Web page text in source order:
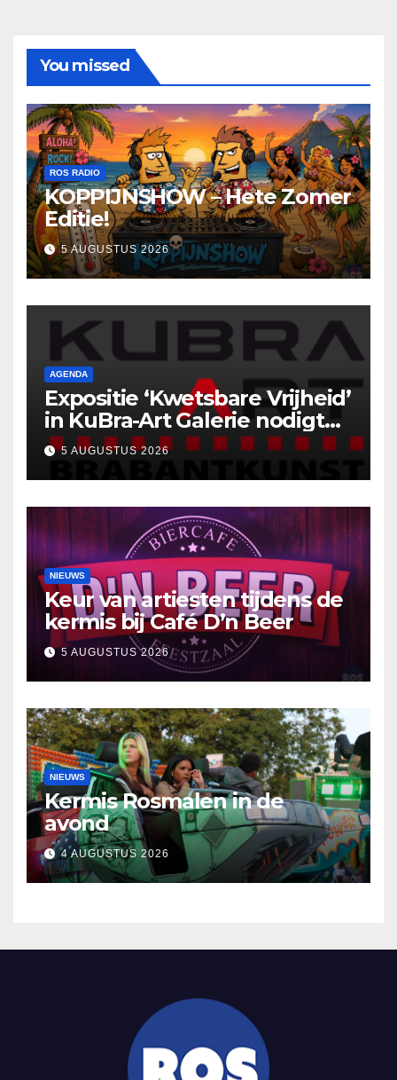
You missed
ROS RADIO
KOPPIJNSHOW – Hete Zomer
Editie!
5 AUGUSTUS 2026
AGENDA
Expositie ‘Kwetsbare Vrijheid’
in KuBra-Art Galerie nodigt
uit tot ontmoeting en
reflectie
5 AUGUSTUS 2026
NIEUWS
Keur van artiesten tijdens de
kermis bij Café D’n Beer
5 AUGUSTUS 2026
NIEUWS
Kermis Rosmalen in de
avond
4 AUGUSTUS 2026